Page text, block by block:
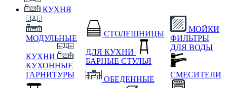
КУХНЯ
МОДУЛЬНЫЕ
КУХНИ
КУХОННЫЕ
ГАРНИТУРЫ
СТОЛЕШНИЦЫ
ДЛЯ КУХНИ
БАРНЫЕ СТУЛЬЯ
ОБЕДЕННЫЕ
МОЙКИ
ФИЛЬТРЫ
ДЛЯ ВОДЫ
СМЕСИТЕЛИ